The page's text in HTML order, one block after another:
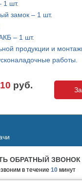
1 шт.
замок – 1 шт.
– 1 шт.
продукции и
работы.
руб.
ОБРАТНЫЙ ЗВОНОК
в течение 10минут